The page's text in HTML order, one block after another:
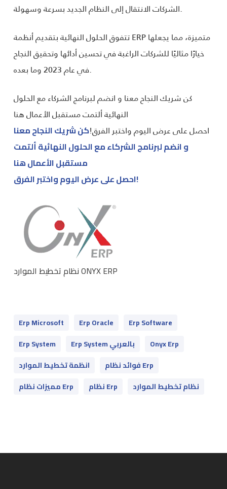
الشركات الانتقال إلى النظام الجديد بسرعة وسهولة.
تتفوق الحلول النهائية بتقديم أنظمة ERP متميزة، مما يجعلها
خيارًا مثاليًا للشركات الراغبة في تحسين أدائها وتحقيق النجاح
في عام 2023 وما بعده.
كن شريك النجاح معنا و انضم لبرنامج الشركاء مع الحلول
النهائية ألتمت مستقبل الأعمال هنا
احصل على عرض اليوم واختبر الفرق!كن شريك النجاح معنا
و انضم لبرنامج الشركاء مع الحلول النهائية ألتمت
مستقبل الأعمال هنا
احصل على عرض اليوم واختبر الفرق!
نظام تخطيط الموارد ONYX ERP
Erp Microsoft Erp Oracle
Erp Software
Erp System
Erp System بالعربي
Onyx Erp
انظمة تخطيط الموارد
فوائد نظام Erp
مميزات نظام Erp
نظام Erp نظام تخطيط الموارد